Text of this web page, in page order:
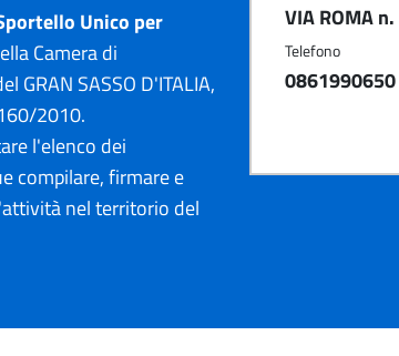
Unico per
Camera di
GRAN SASSO D'ITALIA,
2010.
l'elenco dei
compilare, firmare e
nel territorio del
VIA ROMA
Telefono
0861990650